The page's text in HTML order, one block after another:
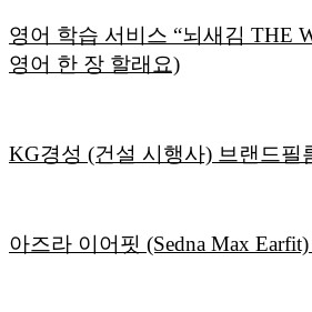
영어 학습 서비스 “뇌새김 THE
영어 한 장 할래요)
KG경성 (건설 시행사) 브랜드필
아즈라 이어핏 (Sedna Max